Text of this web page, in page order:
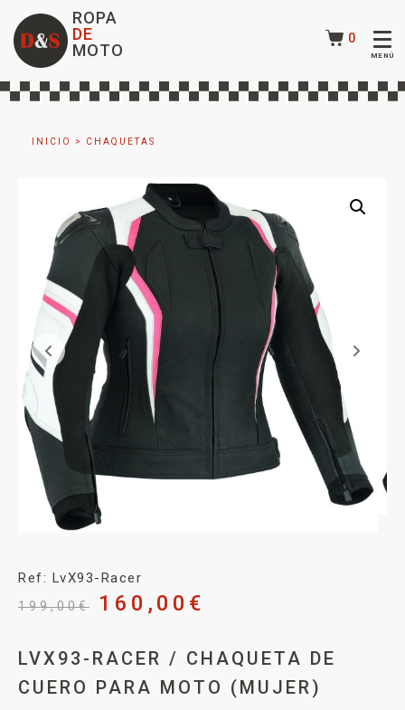
ROPA
DE
MOTO
0
INICIO > CHAQUETAS
Ref: LvX93-Racer
199,00€ 160,00 €
LVX93-RACER / CHAQUETA DE
CUERO PARA MOTO (MUJER)